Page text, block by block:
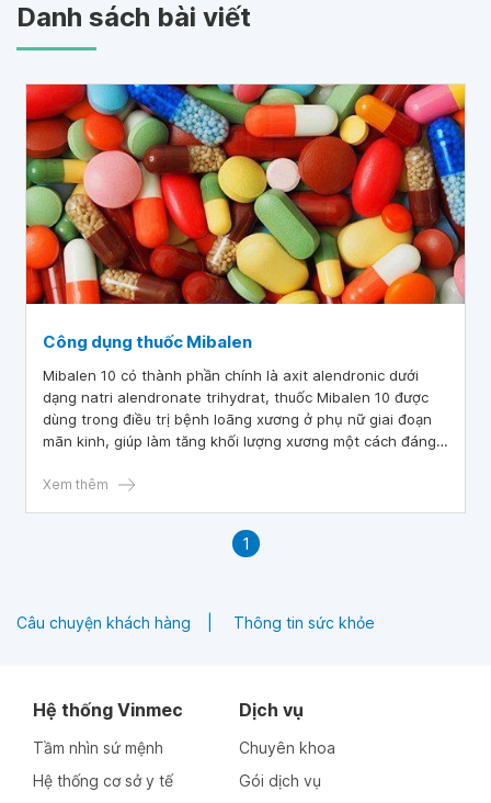
Danh sách bài viết
Công dụng thuốc Mibalen
Mibalen 10 có thành phần chính là axit alendronic dưới
dạng natri alendronate trihydrat, thuốc Mibalen 10 được
dùng trong điều trị bệnh loãng xương ở phụ nữ giai đoạn
mãn kinh, giúp làm tăng khối lượng xương một cách đáng
Xem thêm
1
Câu chuyện khách hàng Thông tin sức khỏe
Hệ thống Vinmec
Tầm nhìn sứ mệnh
Hệ thống cơ sở y tế
Dịch vụ
Chuyên khoa
Gói dịch vụ